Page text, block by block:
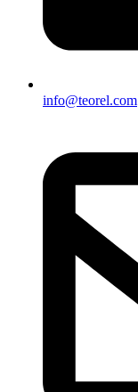
info@teorel.com